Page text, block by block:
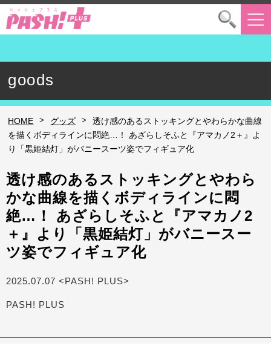
goods
HOME > グッズ >
透け感のあるストッキングとやわらかな曲線
を描くボディラインに悶絶…！ あざらしそふと『アマカノ2＋』よ
り「黒姫結灯」がバニースーツ姿でフィギュア化
透け感のあるストッキングとやわら
かな曲線を描くボディラインに悶
絶…！ あざらしそふと『アマカノ2
＋』より「黒姫結灯」がバニースー
ツ姿でフィギュア化
2025.07.07 <PASH! PLUS>
PASH! PLUS